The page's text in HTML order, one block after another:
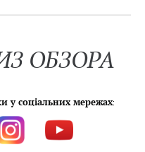
ОБЗОРА
у соціальних мережах: